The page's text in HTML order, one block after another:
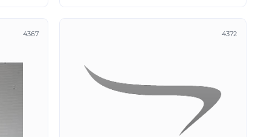
4367 4372